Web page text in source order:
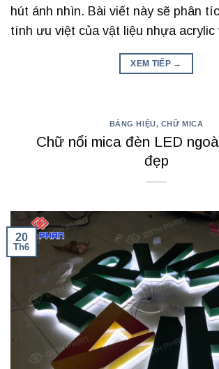
hút ánh nhìn. Bài viết này sẽ phân
tính ưu việt của vật liệu nhựa
XEM TIẾP →
BẢNG HIỆU, CHỮ MICA
Chữ nổi mica đèn LED
đẹp
20
Th6